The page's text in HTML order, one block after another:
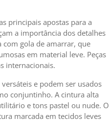
principais apostas para a
a importância dos detalhes
com gola de amarrar, que
em material leve. Peças
internacionais.
e podem ser usados
conjuntinho. A cintura alta
e tons pastel ou nude. O
marcada em tecidos leves